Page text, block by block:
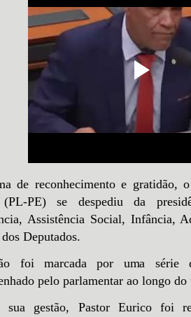
de reconhecimento e gratidão,
PE) se despediu da
Assistência Social, Infância,
Deputados.
foi marcada por uma série
pelo parlamentar ao longo
sua gestão, Pastor Eurico foi